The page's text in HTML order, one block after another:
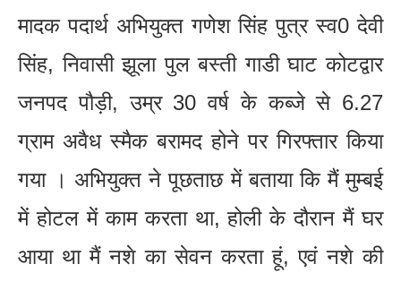
मादक पदार्थ अभियुक्त गणेश सिंह पुत्र स्व0 देवी
सिंह, निवासी झूला पुल बस्ती गाडी घाट कोटद्वार
जनपद पौड़ी, उम्र 30 वर्ष के कब्जे से 6.27
ग्राम अवैध स्मैक बरामद होने पर गिरफ्तार किया
गया । अभियुक्त ने पूछताछ में बताया कि मैं मुम्बई
में होटल में काम करता था, होली के दौरान मैं घर
आया था मैं नशे का सेवन करता हूं, एवं नशे की